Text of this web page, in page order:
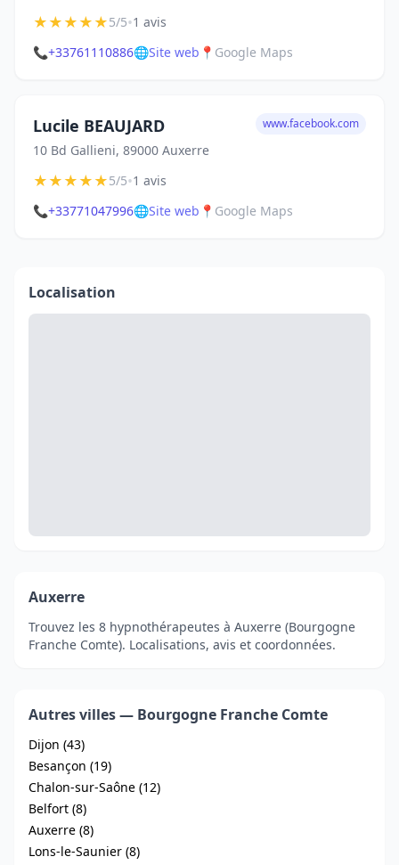
★★★★★5/5•1 avis
📞+33761110886🌐Site web 📍 Google Maps
Lucile BEAUJARD
10 Bd Gallieni, 89000 Auxerre
www.facebook.com
★★★★★5/5•1 avis
📞+33771047996🌐Site web 📍 Google Maps
Localisation
Auxerre
Trouvez les 8 hypnothérapeutes à Auxerre (Bourgogne
Franche Comte). Localisations, avis et coordonnées.
Autres villes — Bourgogne Franche Comte
Dijon (43)
Besançon (19)
Chalon-sur-Saône (12)
Belfort (8)
Auxerre (8)
Lons-le-Saunier (8)